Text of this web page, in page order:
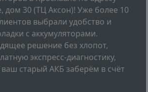
дом 30 (ТЦ Аксон)! Уже более 10
выбрали удобство и
с аккумуляторами.
решение без хлопот,
экспресс-диагностику,
старый АКБ заберём в счёт